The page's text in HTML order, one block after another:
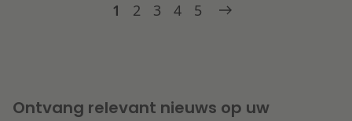
1 2 3 4 5
Ontvang relevant nieuws op uw